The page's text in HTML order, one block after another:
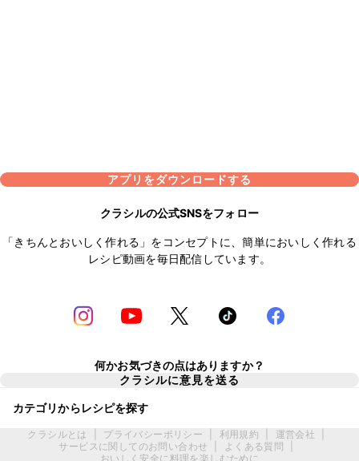
アプリをダウンロードする
クラシルの公式SNSをフォロー
「きちんとおいしく作れる」をコンセプトに、簡単においしく作れる
レシピ動画を毎日配信しています。
何かお気づきの点はありますか？
クラシルに意見を送る
カテゴリからレシピを探す
クラシルとは プライバシーポリシー 利用規約 運営会社
サービスに関してのお問い合わせ
よくある質問
おいしく安全に料理を楽しむために